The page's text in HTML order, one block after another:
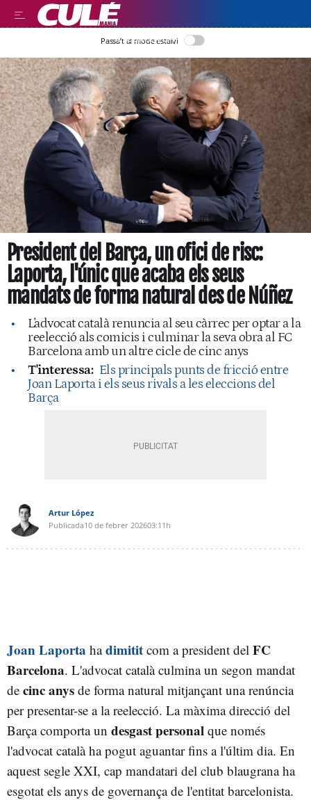
LLEGIR EN CATALÀ
Passa’t al mode estalvi
President del Barça, un ofici de risc:
Laporta, l'únic que acaba els seus
mandats de forma natural des de Núñez
L'advocat català renuncia al seu càrrec per optar a la
reelecció als comicis i culminar la seva obra al FC
Barcelona amb un altre cicle de cinc anys
T'interessa: Els principals punts de fricció entre
Joan Laporta i els seus rivals a les eleccions del
Barça
Artur López
Publicada10 de febrer 202603:11h
Joan Laporta hadimitit com a president del FC
Barcelona. L'advocat català culmina un segon mandat
de cinc anys de forma natural mitjançant una renúncia
per presentar-se a la reelecció. La màxima direcció del
Barça comporta un desgast personal que només
l'advocat català ha pogut aguantar fins a l'últim dia. En
aquest segle XXI, cap mandatari del club blaugrana ha
esgotat els anys de governança de l'entitat barcelonista.